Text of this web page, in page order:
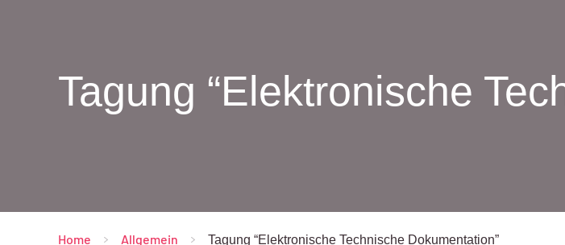
Tagung “Elektronische
Home - All­ge­mein - Tagung “Elek­tro­ni­sche Tech­ni­sche Dokumentation”